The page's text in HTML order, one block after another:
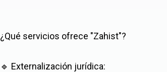
¿Qué servicios ofrece "Zahist"?
🔹 Externalización jurídica: